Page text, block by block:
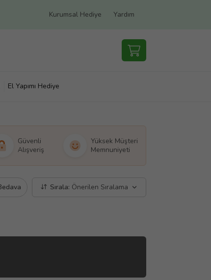
Kurumsal Hediye Yardım
El Yapımı Hediye
Güvenli
Alışveriş
Yüksek Müşteri
Memnuniyeti
Sırala: Önerilen Sıralama